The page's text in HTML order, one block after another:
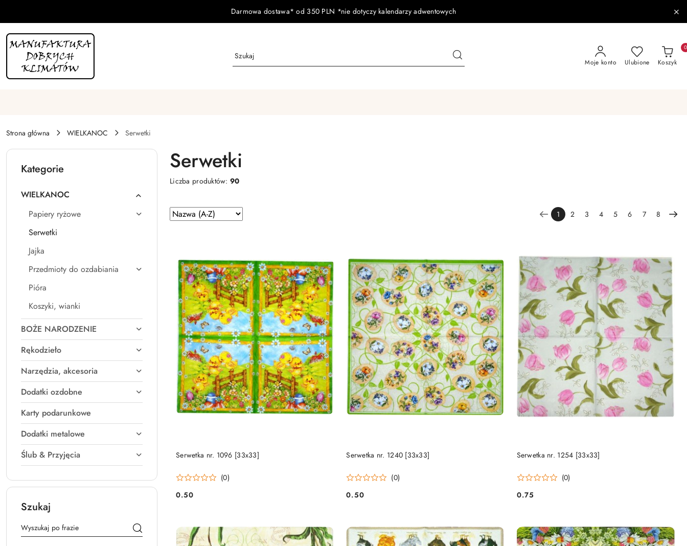
Darmowa dostawa* od 350 PLN *nie dotyczy kalendarzy adwentowych
Moje konto Ulubione Koszyk
0
Strona główna WIELKANOC Serwetki
Kategorie
WIELKANOC
Papiery ryżowe
Serwetki
Jajka
Przedmioty do ozdabiania
Pióra
Koszyki, wianki
BOŻE NARODZENIE
Rękodzieło
Narzędzia, akcesoria
Dodatki ozdobne
Karty podarunkowe
Dodatki metalowe
Ślub & Przyjęcia
Szukaj
Serwetki
Liczba produktów:90
Zastosowano
sortowanie:
Z).
Sortuj
według
1 2 3 4 5 6 7 8
Serwetka nr. 1096 [33x33]
(0)
Cena:
0.50
DO KOSZYKA Serwetka nr. 1240 [33x33]
(0)
Cena:
0.50
DO KOSZYKA Serwetka nr. 1254 [33x33]
(0)
Cena:
0.75
DO KOSZYKA